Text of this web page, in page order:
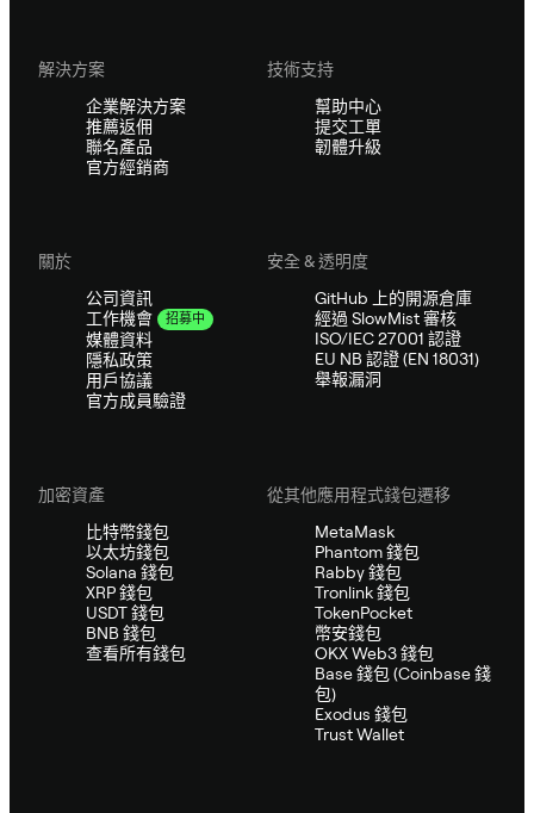
解決方案
企業解決方案
推薦返佣
聯名產品
官方經銷商
技術支持
幫助中心
提交工單
韌體升級
關於
公司資訊
工作機會
招募中
媒體資料
隱私政策
用戶協議
官方成員驗證
安全 & 透明度
GitHub 上的開源倉庫
經過 SlowMist 審核
ISO/IEC 27001 認證
EU NB 認證 (EN 18031)
舉報漏洞
加密資產
比特幣錢包
以太坊錢包
Solana 錢包
XRP 錢包
USDT 錢包
BNB 錢包
查看所有錢包
從其他應用程式錢包遷移
MetaMask
Phantom 錢包
Rabby 錢包
Tronlink 錢包
TokenPocket
幣安錢包
OKX Web3 錢包
Base 錢包 (Coinbase 錢
包)
Exodus 錢包
Trust Wallet